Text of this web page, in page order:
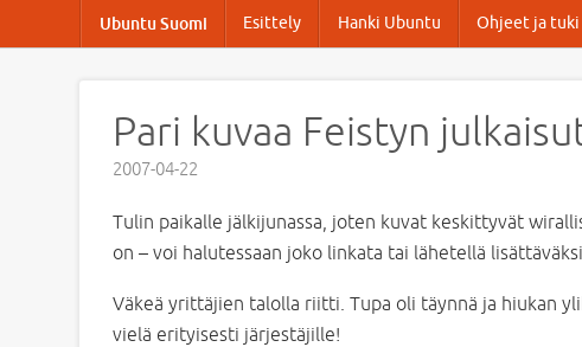
Ubuntu Suomi Esittely Hanki Ubuntu Ohjeet ja tuki
Pari kuvaa Feistyn
2007-04-22
Tulin paikalle jälkijunassa, joten kuvat keskittyvät
on – voi halutessaan joko linkata tai lähetellä
Väkeä yrittäjien talolla riitti. Tupa oli täynnä ja hiukan
vielä erityisesti järjestäjille!